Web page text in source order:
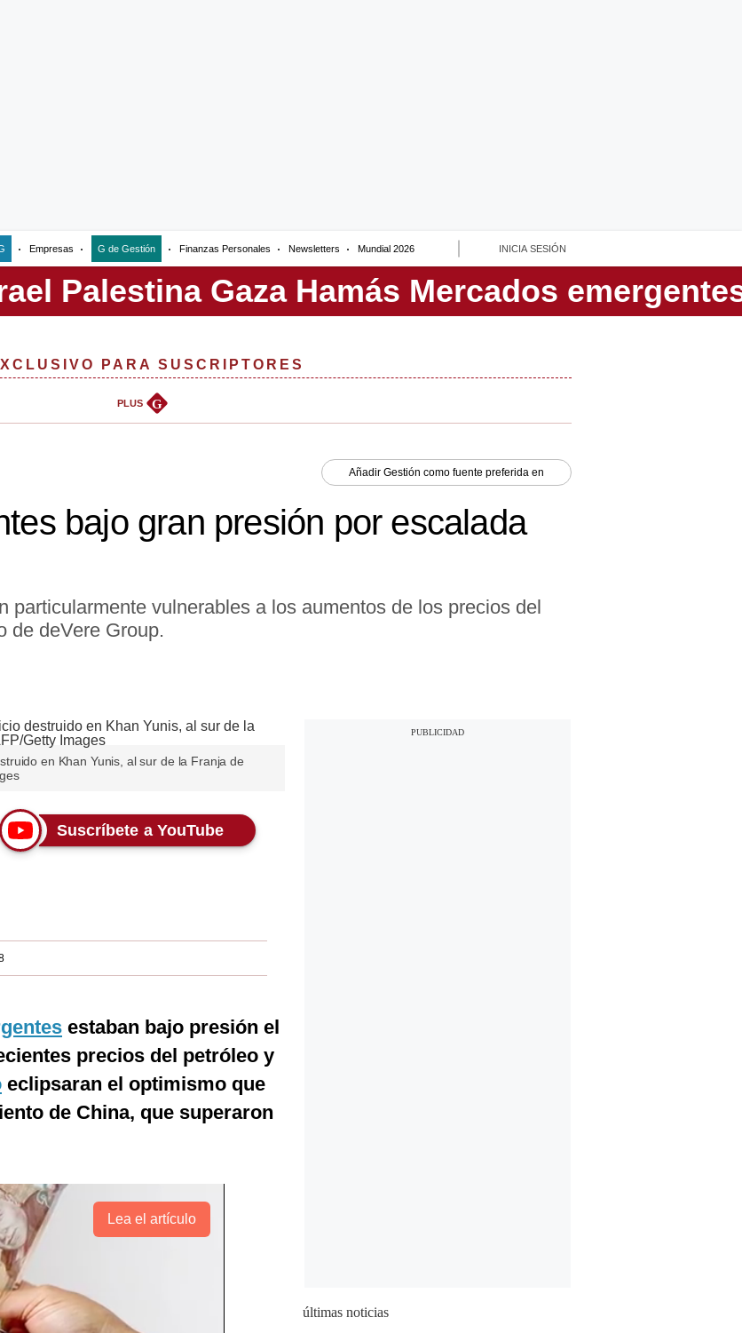
Empresas G de Gestión Finanzas Personales Newsletters Mundial 2026 INICIA SESIÓN
PARA SUSCRIPTORES
PLUS G
Añadir Gestión como fuente preferida en
bajo gran presión por escalada
particularmente vulnerables a los aumentos de los precios del
de deVere Group.
en Khan Yunis, al sur de la Franja de
Suscríbete a YouTube
estaban bajo presión el
precios del petróleo y
eclipsaran el optimismo que
de China, que superaron
Lea el artículo
últimas noticias